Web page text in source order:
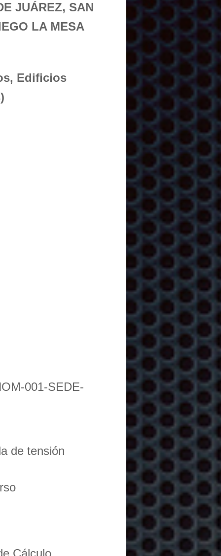
JUÁREZ, SAN
LA MESA
Edificios
001-SEDE-
de tensión
Cálculo